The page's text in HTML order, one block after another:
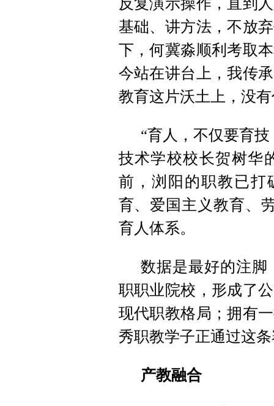
反复演示操作，直到
基础、讲方法，不放
下，何冀淼顺利考取
今站在讲台上，我传
教育这片沃土上，没
“育人，不仅要育
技术学校校长贺树华
前，浏阳的职教已打
育、爱国主义教育、
育人体系。
数据是最好的注脚
职职业院校，形成了
现代职教格局；拥有
秀职教学子正通过这
产教融合